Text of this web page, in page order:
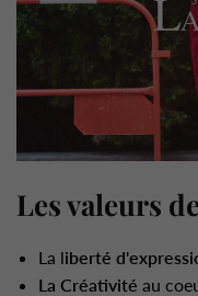
Les valeurs
La liberté
La Créativité au